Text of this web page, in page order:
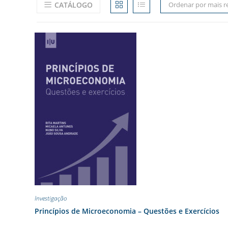
CATÁLOGO Ordenar por mais
Investigação
Princípios de Microeconomia – Questões e Exercícios